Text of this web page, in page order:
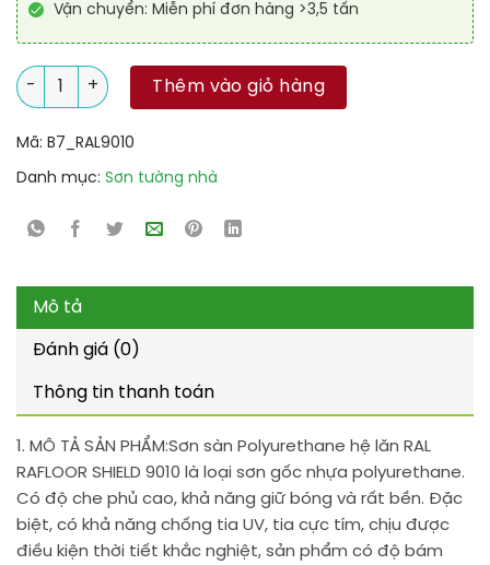
Vận chuyển: Miễn phí đơn hàng >3,5 tấn
Sơn sàn Polyurethane hệ lăn RAL RAFLOOR SHIELD 9010 số
Thêm vào giỏ hàng
Mã: B7_RAL9010
Danh mục: Sơn tường nhà
Mô tả
Đánh giá (0)
Thông tin thanh toán
1. MÔ TẢ SẢN PHẨM:Sơn sàn Polyurethane hệ lăn RAL
RAFLOOR SHIELD 9010 là loại sơn gốc nhựa polyurethane.
Có độ che phủ cao, khả năng giữ bóng và rất bền. Đặc
biệt, có khả năng chống tia UV, tia cực tím, chịu được
điều kiện thời tiết khắc nghiệt, sản phẩm có độ bám